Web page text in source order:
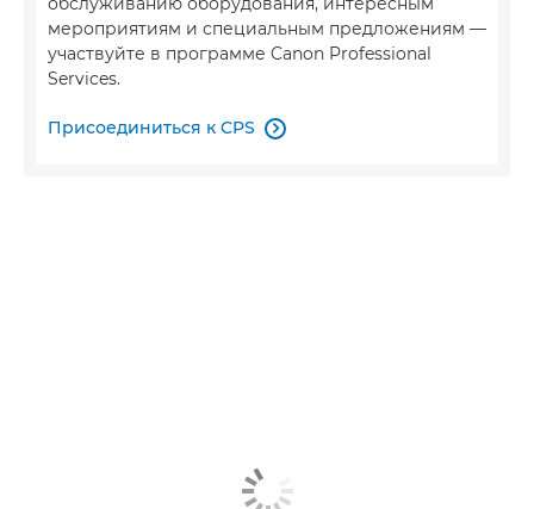
мероприятиям и специальным предложениям —
участвуйте в программе Canon Professional
Services.
Присоединиться к CPS 